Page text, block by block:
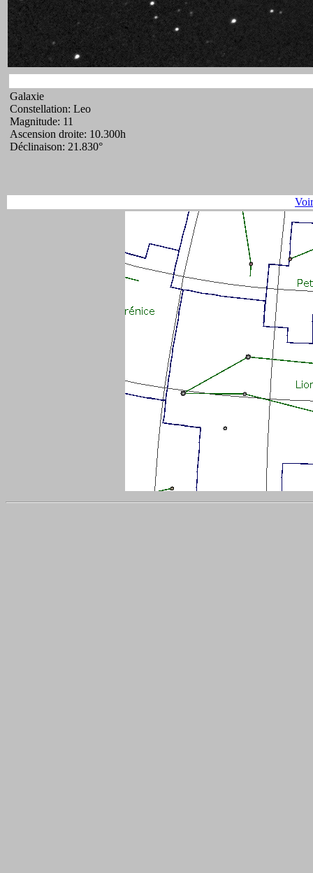
Galaxie
Constellation: Leo
Magnitude: 11
Ascension droite: 10.300h
Déclinaison: 21.830°